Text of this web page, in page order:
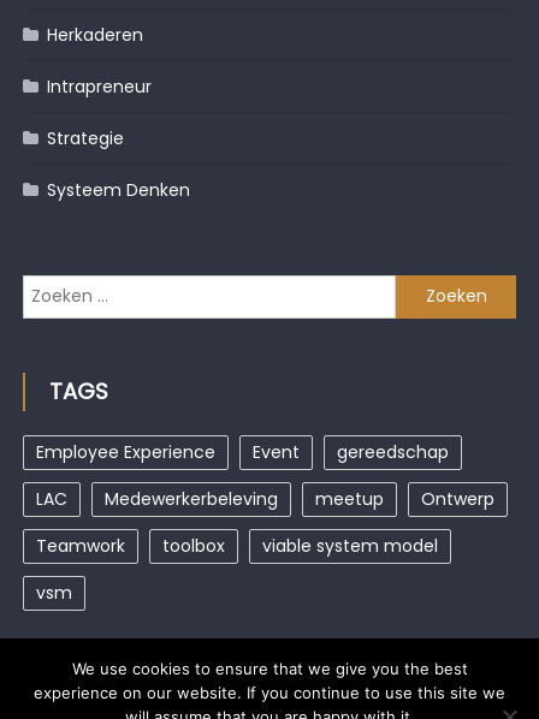
Herkaderen
Intrapreneur
Strategie
Systeem Denken
Zoeken
naar:
TAGS
Employee Experience Event
gereedschap
LAC
Medewerkerbeleving meetup
Ontwerp
Teamwork
toolbox
viable system model
vsm
We use cookies to ensure that we give you the best
experience on our website. If you continue to use this site we